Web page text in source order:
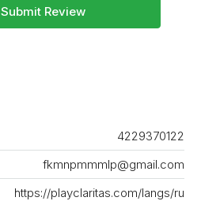
Submit Review
4229370122
fkmnpmmmlp@gmail.com
https://playclaritas.com/langs/ru